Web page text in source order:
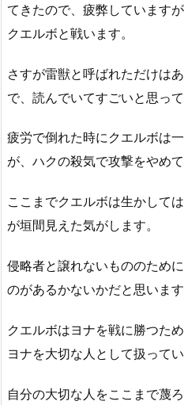
てきたので、疲弊しています
クエルボと戦います。
さすが雷獣と呼ばれただけは
で、読んでいてすごいと思って
疲労で倒れた時にクエルボは
が、ハクの殺気で攻撃をやめて
ここまでクエルボは生かして
が垣間見えた気がします。
侵略者と譲れないもののため
のがあるかないかだと思います
クエルボはヨナを戦に勝つた
ヨナを大切な人として扱ってい
自分の大切な人をここまで蔑